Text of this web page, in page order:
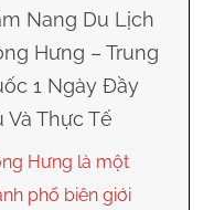
Nang Du Lịch
Hưng – Trung
1 Ngày Đầy
Và Thực Tế
Hưng là một
phố biên giới